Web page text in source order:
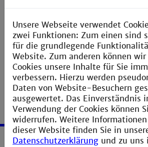
Master-Slave-Prinzip
> Schaltungen mit Flipflops:
Synchron-), Frequenzteiler,
synchrone Steuerwerke
Unsere Webseite verwendet
zwei Funktionen: Zum einen sind
für die grundlegende
Website. Zum anderen können
Cookies unsere Inhalte für Sie
verbessern. Hierzu werden
Daten von Website-Besuchern
ausgewertet. Das Einverständnis
Verwendung der Cookies können
widerrufen. Weitere
dieser Website finden Sie in
Datenschutzerklärung und zu uns